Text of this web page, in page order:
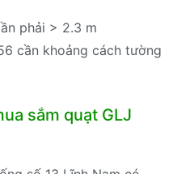
phải > 2.3 m
cần khoảng cách tường
sắm quạt GLJ